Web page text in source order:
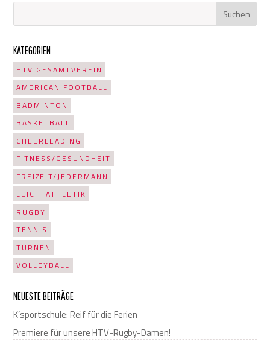
KATEGORIEN
HTV GESAMTVEREIN
AMERICAN FOOTBALL
BADMINTON
BASKETBALL
CHEERLEADING
FITNESS/GESUNDHEIT
FREIZEIT/JEDERMANN
LEICHTATHLETIK
RUGBY
TENNIS
TURNEN
VOLLEYBALL
NEUESTE BEITRÄGE
K’sportschule: Reif für die Ferien
Premiere für unsere HTV-Rugby-Damen!